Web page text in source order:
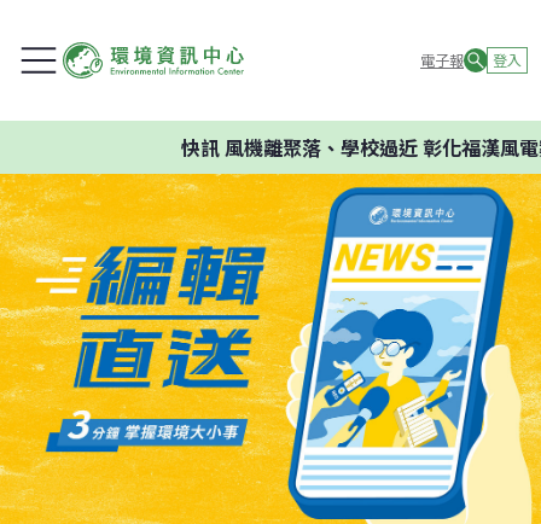
電子報 登入
快訊風機離聚落、學校過近 彰化福漢風電